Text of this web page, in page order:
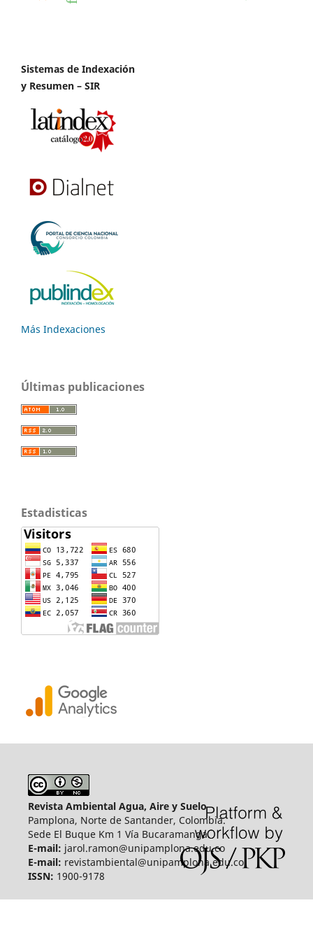
Sistemas de Indexación
y Resumen – SIR
Más Indexaciones
Últimas publicaciones
Estadisticas
Revista Ambiental Agua, Aire y Suelo
Pamplona, Norte de Santander, Colombia.
Sede El Buque Km 1 Vía Bucaramanga.
E-mail: jarol.ramon@unipamplona.edu.co
E-mail: revistambiental@unipamplona.edu.co
ISSN: 1900-9178